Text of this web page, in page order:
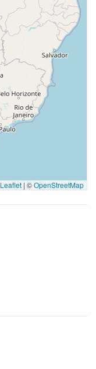
Leaflet | ©OpenStreetMap